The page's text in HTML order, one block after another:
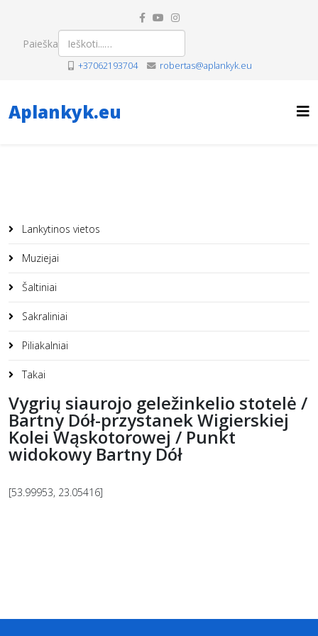
Paieška
+37062193704 robertas@aplankyk.eu
Aplankyk.eu
Lankytinos vietos
Muziejai
Šaltiniai
Sakraliniai
Piliakalniai
Takai
Vygrių siaurojo geležinkelio stotelė /
Bartny Dół-przystanek Wigierskiej
Kolei Wąskotorowej / Punkt
widokowy Bartny Dół
[53.99953, 23.05416]